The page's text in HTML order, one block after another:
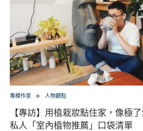
專欄作家 人物觀點
【專訪】用植栽妝點住家，像極
私人「室內植物推薦」口袋清單